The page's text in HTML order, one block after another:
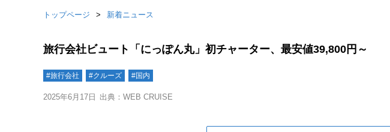
トップページ 新着ニュース
旅行会社ビュート「にっぽん丸」初チャーター、最安値39,800円～
#旅行会社 #クルーズ #国内
2025年6月17日 出典：WEB CRUISE